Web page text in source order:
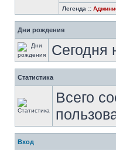
Легенда ::
Дни рождения
Сегодня
Статистика
Всего
Вход